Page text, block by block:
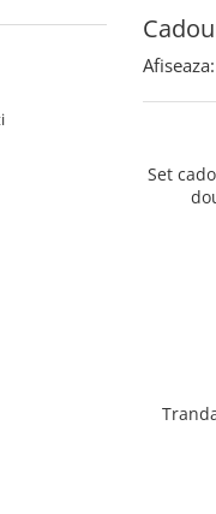
Afiseaza:
Set